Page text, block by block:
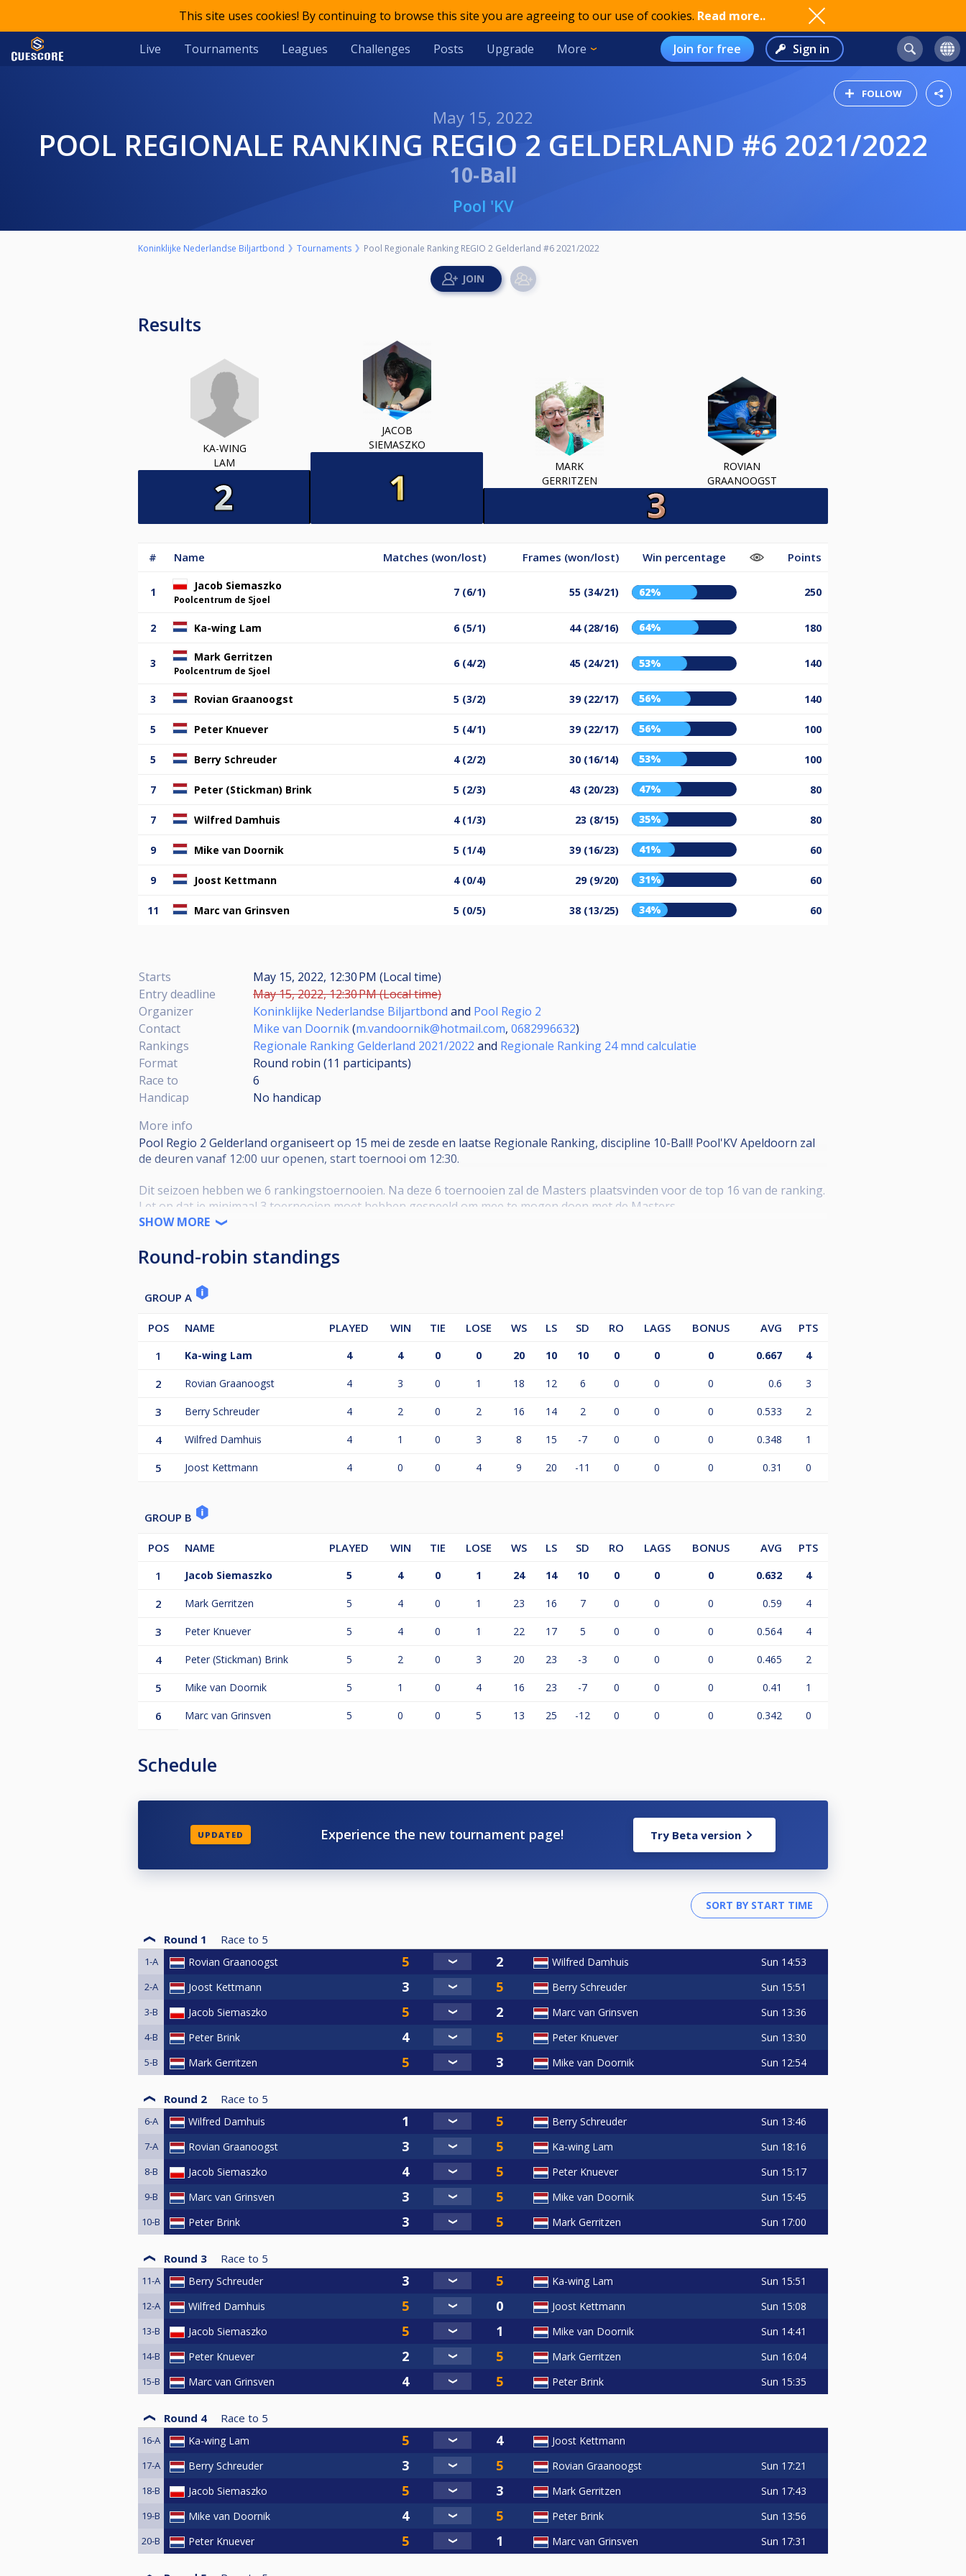
This site uses cookies! By continuing to browse this site you are agreeing to our use of cookies. Read more..
Live Tournaments Leagues Challenges Posts Upgrade More Join for free Sign in
FOLLOW
May 15, 2022
POOL REGIONALE RANKING REGIO 2 GELDERLAND #6 2021/2022
10-Ball
Pool 'KV
Koninklijke Nederlandse Biljartbond Tournaments Pool Regionale Ranking REGIO 2 Gelderland #6 2021/2022
Results
KA-WING
LAM
JACOB
SIEMASZKO
MARK
GERRITZEN
ROVIAN
GRAANOOGST
# Name Matches (won/lost) Frames (won/lost) Win percentage Points
1 Jacob Siemaszko
Poolcentrum de Sjoel
7 (6/1) 55 (34/21) 62% 250
2 Ka-wing Lam 6 (5/1) 44 (28/16) 64% 180
3 Mark Gerritzen
Poolcentrum de Sjoel
6 (4/2) 45 (24/21) 53% 140
3 Rovian Graanoogst 5 (3/2) 39 (22/17) 56% 140
5 Peter Knuever 5 (4/1) 39 (22/17) 56% 100
5 Berry Schreuder 4 (2/2) 30 (16/14) 53% 100
7 Peter (Stickman) Brink 5 (2/3) 43 (20/23) 47% 80
7 Wilfred Damhuis 4 (1/3) 23 (8/15) 35% 80
9 Mike van Doornik 5 (1/4) 39 (16/23) 41% 60
9 Joost Kettmann 4 (0/4) 29 (9/20) 31% 60
11 Marc van Grinsven 5 (0/5) 38 (13/25) 34% 60
Starts
May 15, 2022, 12:30 PM (Local time)
Entry deadline
May 15, 2022, 12:30 PM (Local time)
Organizer
Koninklijke Nederlandse Biljartbond and Pool Regio 2
Contact
Mike van Doornik(m.vandoornik@hotmail.com, 0682996632)
Rankings
Regionale Ranking Gelderland 2021/2022 and Regionale Ranking 24 mnd calculatie
Format
Round robin (11 participants)
Race to
6
Handicap
No handicap
More info
Pool Regio 2 Gelderland organiseert op 15 mei de zesde en laatse Regionale Ranking, discipline 10-Ball! Pool'KV Apeldoorn zal
de deuren vanaf 12:00 uur openen, start toernooi om 12:30.
Dit seizoen hebben we 6 rankingstoernooien. Na deze 6 toernooien zal de Masters plaatsvinden voor de top 16 van de ranking.
Let op dat je minimaal 3 toernooien moet hebben gespeeld om mee te mogen doen met de Masters.
Inschrijving is € 10,- per speler. Hiervan gaat 30% naar het Masters-toernooi en 70% naar het prijzengeld.
SHOW MORE
Round-robin standings
GROUP A
POS NAME PLAYED WIN TIE LOSE WS LS SD RO LAGS BONUS AVG
PTS
1
Ka-wing Lam 4 4 0 0 20 10 10 0 0 0 0.667 4
2 Rovian Graanoogst 4 3 0 1 18 12 6 0 0 0 0.6 3
3 Berry Schreuder 4 2 0 2 16 14 2 0 0 0 0.533 2
4 Wilfred Damhuis 4 1 0 3 8 15 -7 0 0 0 0.348 1
5 Joost Kettmann 4 0 0 4 9 20 -11 0 0 0 0.31 0
GROUP B
POS NAME PLAYED WIN TIE LOSE WS LS SD RO LAGS BONUS AVG
PTS
1
Jacob Siemaszko 5 4 0 1 24 14 10 0 0 0 0.632 4
2 Mark Gerritzen 5 4 0 1 23 16 7 0 0 0 0.59 4
3 Peter Knuever 5 4 0 1 22 17 5 0 0 0 0.564 4
4 Peter (Stickman) Brink 5 2 0 3 20 23 -3 0 0 0 0.465 2
5 Mike van Doornik 5 1 0 4 16 23 -7 0 0 0 0.41 1
6 Marc van Grinsven 5 0 0 5 13 25 -12 0 0 0 0.342 0
Schedule
UPDATED Experience the new tournament page! Try Beta version
Round 1 Race to 5
1-A Rovian Graanoogst Wilfred Damhuis Sun 14:53
2-A Joost Kettmann Berry Schreuder Sun 15:51
3-B Jacob Siemaszko Marc van Grinsven Sun 13:36
4-B Peter Brink Peter Knuever Sun 13:30
5-B Mark Gerritzen Mike van Doornik Sun 12:54
Round 2 Race to 5
6-A Wilfred Damhuis Berry Schreuder Sun 13:46
7-A Rovian Graanoogst Ka-wing Lam Sun 18:16
8-B Jacob Siemaszko Peter Knuever Sun 15:17
9-B Marc van Grinsven Mike van Doornik Sun 15:45
10-B Peter Brink Mark Gerritzen Sun 17:00
Round 3 Race to 5
11-A Berry Schreuder Ka-wing Lam Sun 15:51
12-A Wilfred Damhuis Joost Kettmann Sun 15:08
13-B Jacob Siemaszko Mike van Doornik Sun 14:41
14-B Peter Knuever Mark Gerritzen Sun 16:04
15-B Marc van Grinsven Peter Brink Sun 15:35
Round 4 Race to 5
16-A Ka-wing Lam Joost Kettmann
17-A Berry Schreuder Rovian Graanoogst Sun 17:21
18-B Jacob Siemaszko Mark Gerritzen Sun 17:43
19-B Mike van Doornik Peter Brink Sun 13:56
20-B Peter Knuever Marc van Grinsven Sun 17:31